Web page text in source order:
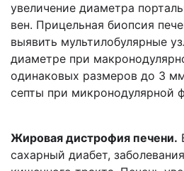
увеличение диаметра
вен. Прицельная биопсия
выявить мультилобулярные
диаметре при
одинаковых размеров до 3
септы при микронодулярной
Жировая дистрофия печени.
сахарный диабет,